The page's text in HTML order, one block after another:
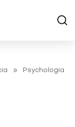
» Psychologia